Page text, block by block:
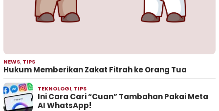
NEWS, TIPS
Hukum Memberikan Zakat Fitrah ke Orang Tua
TEKNOLOGI, TIPS
Ini Cara Cari “Cuan” Tambahan Pakai Meta
AI WhatsApp!